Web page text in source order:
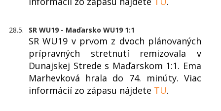
28.5. SR WU19 - Maďarsko WU19 1:1
SR WU19 v prvom z dvoch plánovaných
prípravných stretnutí remizovala v
Dunajskej Strede s Maďarskom 1:1. Ema
Marhevková hrala do 74. minúty. Viac
informácií zo zápasu nájdete TU.